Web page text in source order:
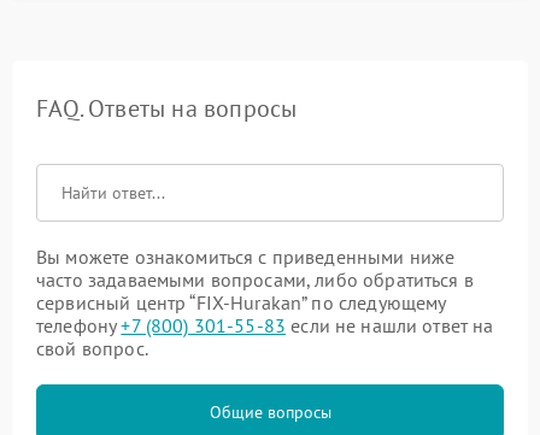
FAQ. Ответы на вопросы
Вы можете ознакомиться с приведенными ниже
часто задаваемыми вопросами, либо обратиться в
сервисный центр “FIX-Hurakan” по следующему
телефону+7 (800) 301-55-83 если не нашли ответ на
свой вопрос.
Общие вопросы